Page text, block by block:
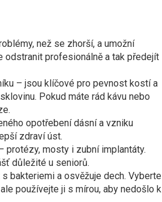
než se zhorší, a umožní
odstranit profesionálně a tak předejít
– jsou klíčové pro pevnost kostí a
Pokud máte rád kávu nebo
opotřebení dásní a vzniku
zdraví úst.
protézy, mosty i zubní implantáty.
důležité u seniorů.
bakteriemi a osvěžuje dech. Vyberte
používejte ji s mírou, aby nedošlo k